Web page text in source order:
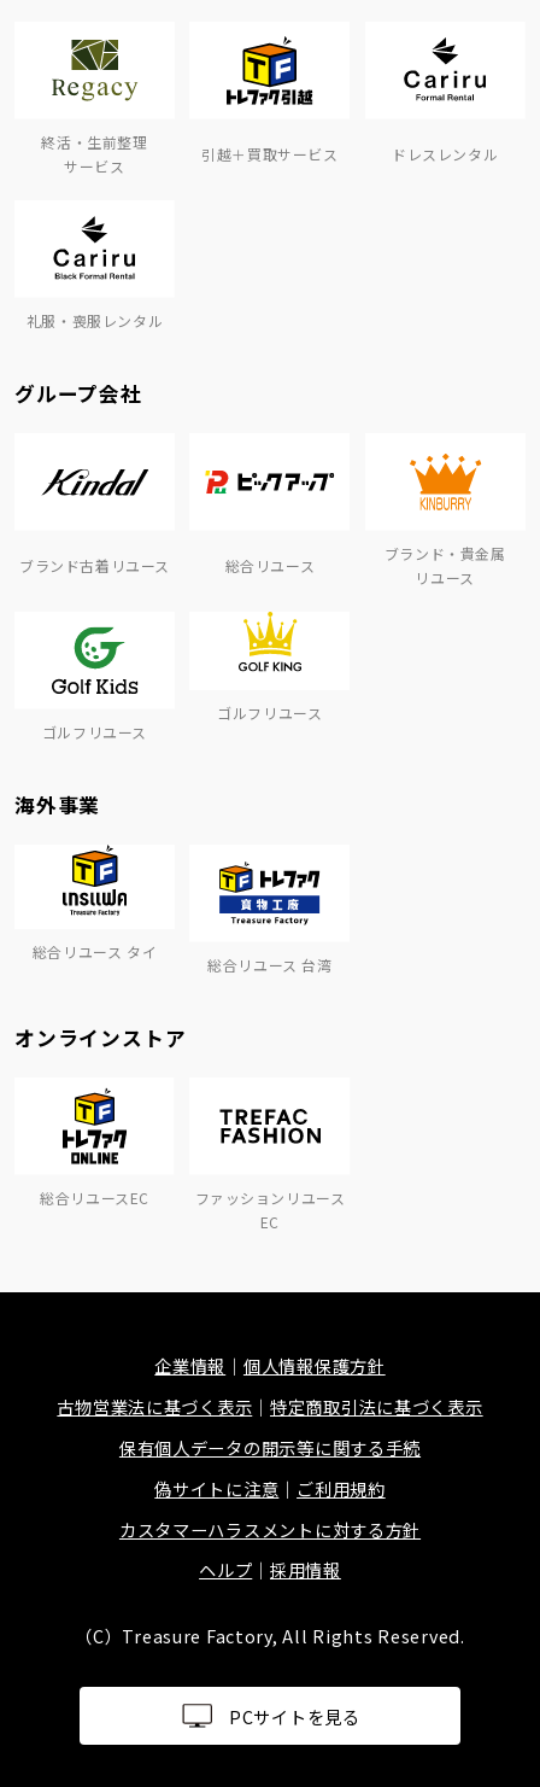
終活・生前整理
サービス
引越＋買取サービス ドレスレンタル
礼服・喪服レンタル
グループ会社
ブランド古着リユース 総合リユース
ブランド・貴金属
リユース
ゴルフリユース
ゴルフリユース
海外事業
総合リユース タイ
総合リユース 台湾
オンラインストア
総合リユースEC
ファッションリユース
EC
企業情報
個人情報保護方針
古物営業法に基づく表示
特定商取引法に基づく表示
保有個人データの開示等に関する手続
偽サイトに注意
ご利用規約
カスタマーハラスメントに対する方針
ヘルプ
採用情報
（C）Treasure Factory, All Rights Reserved.
PCサイトを見る